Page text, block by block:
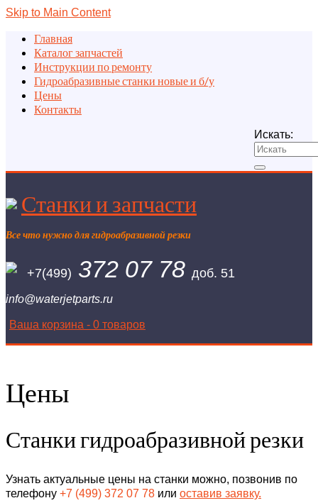
Skip to Main Content
Главная
Каталог запчастей
Инструкции по ремонту
Гидроабразивные станки новые и б/у
Цены
Контакты
Искать:
Станки и запчасти
Все что нужно для гидроабразивной резки
+7(499) 372 07 78 доб. 51
info@waterjetparts.ru
Ваша корзина - 0 товаров
Цены
Станки гидроабразивной резки
Узнать актуальные цены на станки можно, позвонив по
телефону +7 (499) 372 07 78 или оставив заявку.